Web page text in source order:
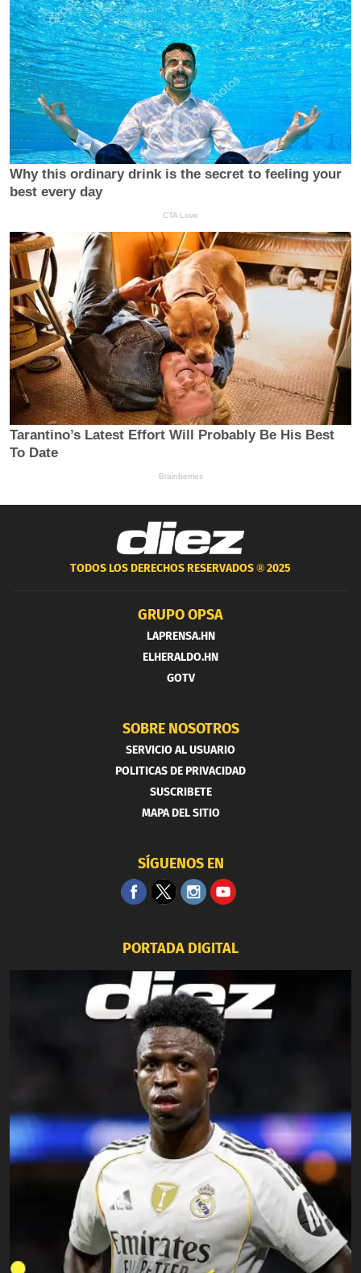
TODOS LOS DERECHOS RESERVADOS ®2025
GRUPO OPSA
LAPRENSA.HN
ELHERALDO.HN
GOTV
SOBRE NOSOTROS
SERVICIO AL USUARIO
POLITICAS DE PRIVACIDAD
SUSCRIBETE
MAPA DEL SITIO
SÍGUENOS EN
PORTADA DIGITAL